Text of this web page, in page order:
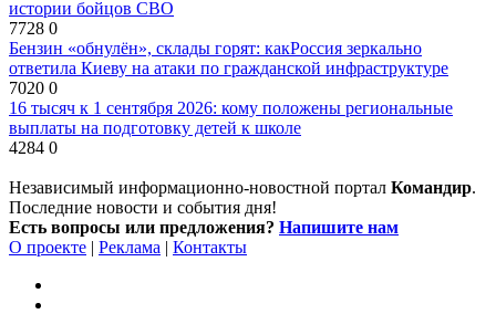
истории бойцов СВО
7728 0
Бензин «обнулён», склады горят: какРоссия зеркально
ответила Киеву на атаки по гражданской инфраструктуре
7020 0
16 тысяч к 1 сентября 2026: кому положены региональные
выплаты на подготовку детей к школе
4284 0
Независимый информационно-новостной портал Командир.
Последние новости и события дня!
Есть вопросы или предложения? Напишите нам
О проекте | Реклама | Контакты